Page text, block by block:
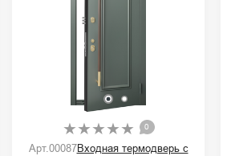
0
Арт.00087Входная термодверь с